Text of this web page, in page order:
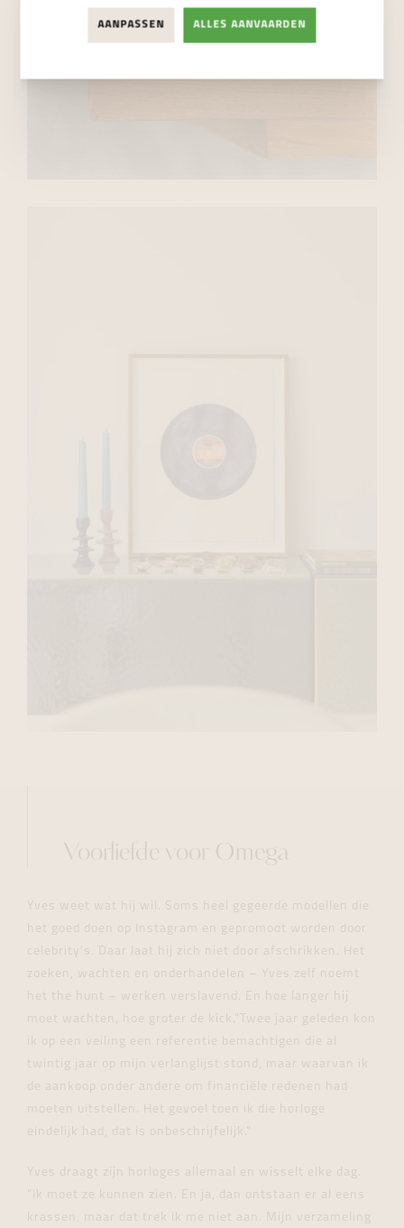
Voorliefde voor Omega
Yves weet wat hij wil. Soms heel gegeerde modellen die
het goed doen op Instagram en gepromoot worden door
celebrity’s. Daar laat hij zich niet door afschrikken. Het
zoeken, wachten en onderhandelen – Yves zelf noemt
het the hunt – werken verslavend. En hoe langer hij
moet wachten, hoe groter de kick.“Twee jaar geleden kon
ik op een veiling een referentie bemachtigen die al
twintig jaar op mijn verlanglijst stond, maar waarvan ik
de aankoop onder andere om financiële redenen had
moeten uitstellen. Het gevoel toen ik die horloge
eindelijk had, dat is onbeschrijfelijk.”
Yves draagt zijn horloges allemaal en wisselt elke dag.
“Ik moet ze kunnen zien. En ja, dan ontstaan er al eens
krassen, maar dat trek ik me niet aan. Mijn verzameling
AANPASSEN ALLES AANVAARDEN